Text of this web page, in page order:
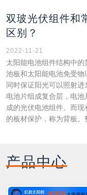
双玻光伏组件和
区别？
2022-11-21
太阳能电池组件结构中
池板和太阳能电池免受物
同时保证阳光可以照射
电池片组成复合层，电
成的光伏电池组件。而
的板材保护，称为背板。
产品中心